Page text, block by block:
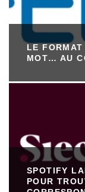
LE FORMAT
MOT… AU
SPOTIFY
POUR